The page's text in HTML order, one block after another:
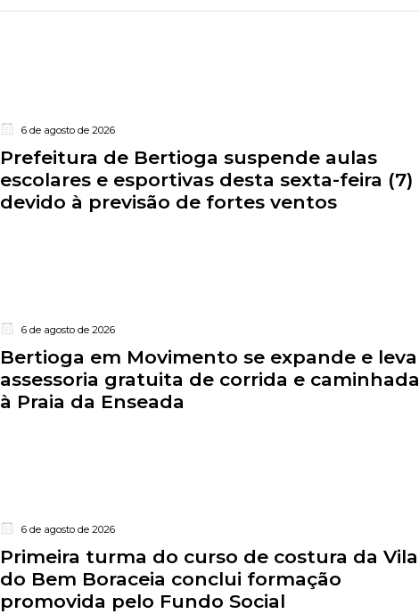
6 de agosto de 2026
Prefeitura de Bertioga suspende aulas
escolares e esportivas desta sexta-feira (7)
devido à previsão de fortes ventos
6 de agosto de 2026
Bertioga em Movimento se expande e leva
assessoria gratuita de corrida e caminhada
à Praia da Enseada
6 de agosto de 2026
Primeira turma do curso de costura da Vila
do Bem Boraceia conclui formação
promovida pelo Fundo Social